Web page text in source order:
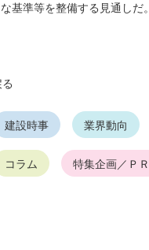
基準等を整備する見通しだ。
建設時事 業界動向
コラム 特集企画／ＰＲ